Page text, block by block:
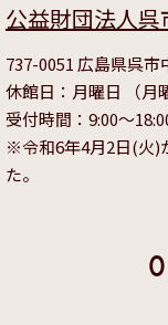
公益財団法人
737-0051 広島県呉
休館日：月曜日 （月
受付時間：9:00～
※令和6年4月2日(火)
た。